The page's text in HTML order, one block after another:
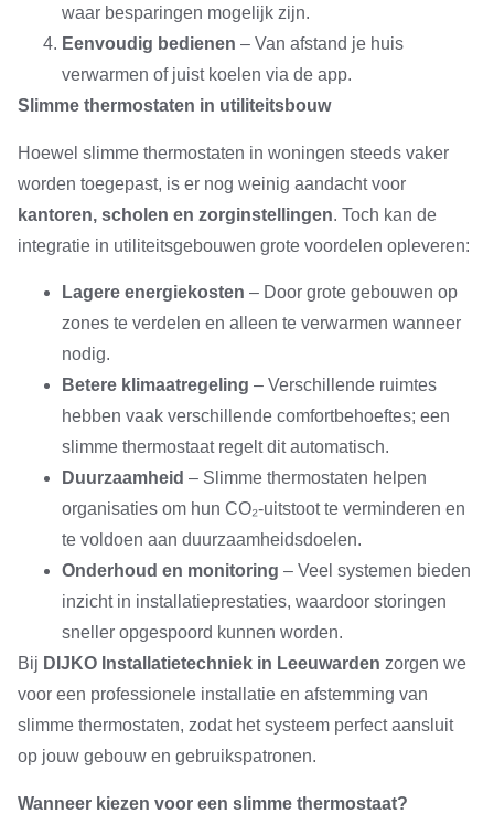
waar besparingen mogelijk zijn.
Eenvoudig bedienen – Van afstand je huis
verwarmen of juist koelen via de app.
Slimme thermostaten in utiliteitsbouw
Hoewel slimme thermostaten in woningen steeds vaker
worden toegepast, is er nog weinig aandacht voor
kantoren, scholen en zorginstellingen. Toch kan de
integratie in utiliteitsgebouwen grote voordelen opleveren:
Lagere energiekosten – Door grote gebouwen op
zones te verdelen en alleen te verwarmen wanneer
nodig.
Betere klimaatregeling – Verschillende ruimtes
hebben vaak verschillende comfortbehoeftes; een
slimme thermostaat regelt dit automatisch.
Duurzaamheid – Slimme thermostaten helpen
organisaties om hun CO₂-uitstoot te verminderen en
te voldoen aan duurzaamheidsdoelen.
Onderhoud en monitoring – Veel systemen bieden
inzicht in installatieprestaties, waardoor storingen
sneller opgespoord kunnen worden.
Bij DIJKO Installatietechniek in Leeuwarden zorgen we
voor een professionele installatie en afstemming van
slimme thermostaten, zodat het systeem perfect aansluit
op jouw gebouw en gebruikspatronen.
Wanneer kiezen voor een slimme thermostaat?